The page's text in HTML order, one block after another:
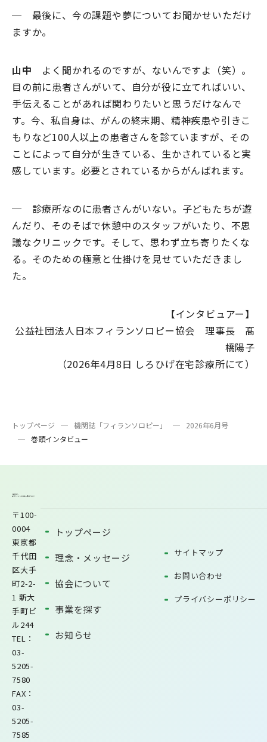
─ 最後に、今の課題や夢についてお聞かせいただけ
ますか。
山中 よく聞かれるのですが、ないんですよ（笑）。
目の前に患者さんがいて、自分が役に立てればいい、
手伝えることがあれば関わりたいと思うだけなんで
す。今、私自身は、がんの終末期、精神疾患や引きこ
もりなど100人以上の患者さんを診ていますが、その
ことによって自分が生きている、生かされていると実
感しています。必要とされているからがんばれます。
─ 診療所なのに患者さんがいない。子どもたちが遊
んだり、そのそばで休憩中のスタッフがいたり、不思
議なクリニックです。そして、思わず立ち寄りたくな
る。そのための極意と仕掛けを見せていただきまし
た。
【インタビュアー】
公益社団法人日本フィランソロピー協会 理事長 髙
橋陽子
（2026年4月8日 しろひげ在宅診療所にて）
トップページ 機関誌「フィランソロピー」
2026年6月号
巻頭インタビュー
〒100-
0004
東京都
千代田
区大手
町2-2-
1 新大
手町ビ
ル244
TEL：
03-
5205-
7580
FAX：
03-
5205-
7585
トップページ
理念・メッセージ
協会について
事業を探す
お知らせ
サイトマップ
お問い合わせ
プライバシーポリシー